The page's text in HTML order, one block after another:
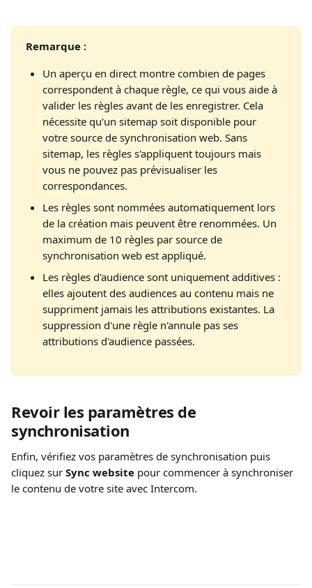
Remarque :
Un aperçu en direct montre combien de pages
correspondent à chaque règle, ce qui vous aide à
valider les règles avant de les enregistrer. Cela
nécessite qu'un sitemap soit disponible pour
votre source de synchronisation web. Sans
sitemap, les règles s'appliquent toujours mais
vous ne pouvez pas prévisualiser les
correspondances.
Les règles sont nommées automatiquement lors
de la création mais peuvent être renommées. Un
maximum de 10 règles par source de
synchronisation web est appliqué.
Les règles d'audience sont uniquement additives :
elles ajoutent des audiences au contenu mais ne
suppriment jamais les attributions existantes. La
suppression d'une règle n'annule pas ses
attributions d'audience passées.
Revoir les paramètres de
synchronisation
Enfin, vérifiez vos paramètres de synchronisation puis
cliquez sur Sync website pour commencer à synchroniser
le contenu de votre site avec Intercom.